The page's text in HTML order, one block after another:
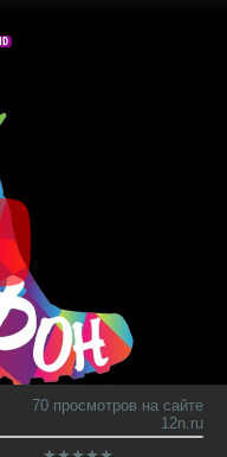
70 просмотров на сайте
12n.ru